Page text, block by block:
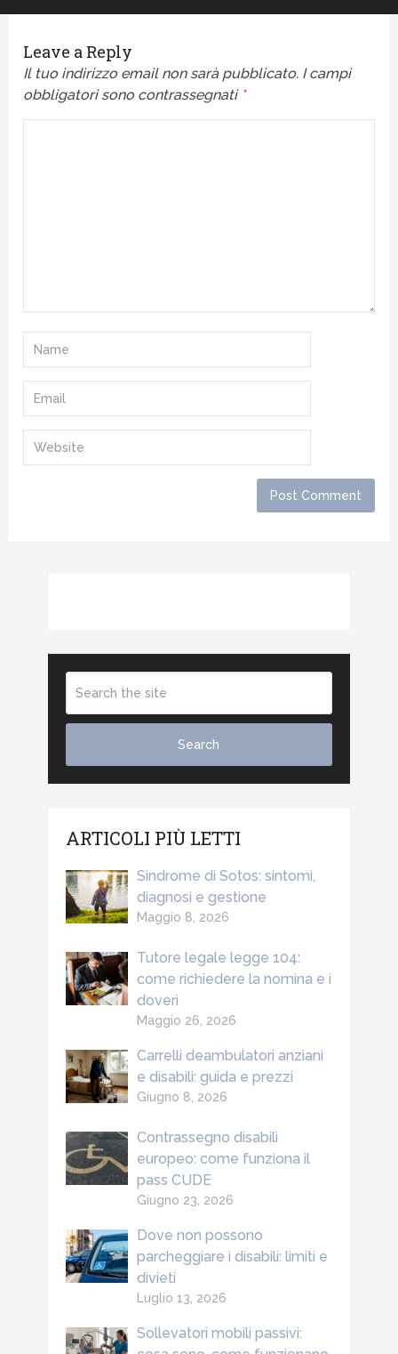
Leave a Reply
Il tuo indirizzo email non sarà pubblicato. I campi
obbligatori sono contrassegnati *
ARTICOLI PIÙ LETTI
Sindrome di Sotos: sintomi,
diagnosi e gestione
Maggio 8, 2026
Tutore legale legge 104:
come richiedere la nomina e i
doveri
Maggio 26, 2026
Carrelli deambulatori anziani
e disabili: guida e prezzi
Giugno 8, 2026
Contrassegno disabili
europeo: come funziona il
pass CUDE
Giugno 23, 2026
Dove non possono
parcheggiare i disabili: limiti e
divieti
Luglio 13, 2026
Sollevatori mobili passivi: